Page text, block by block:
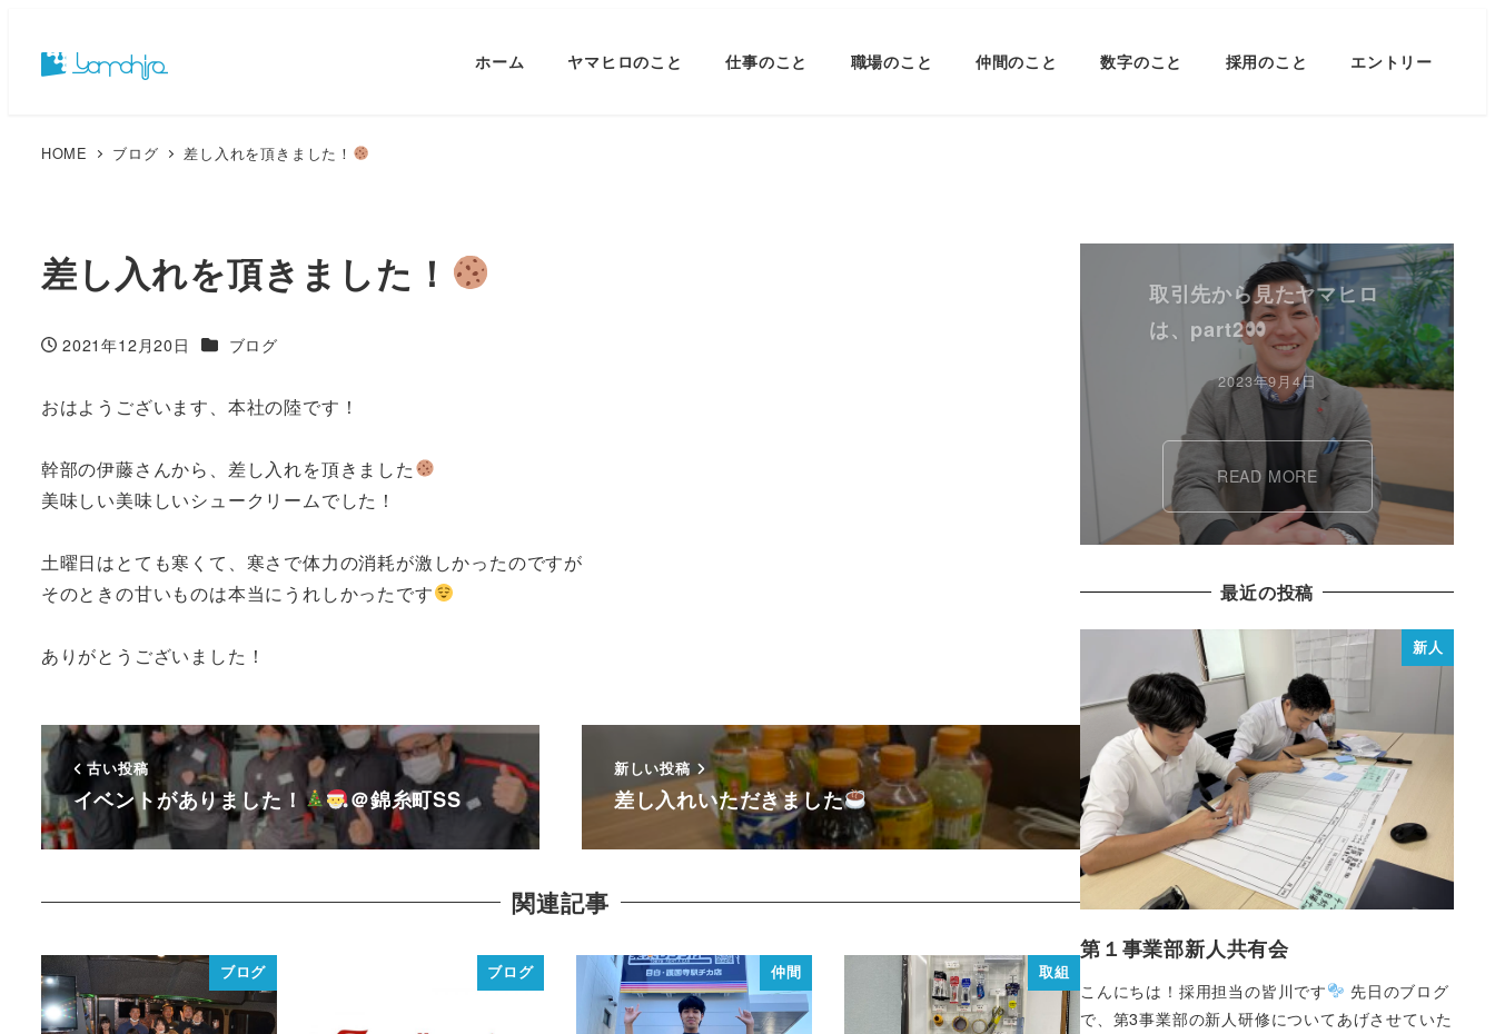
ホーム ヤマヒロのこと 仕事のこと 職場のこと 仲間のこと 数字のこと 採用のこと エントリー
HOME ブログ 差し入れを頂きました！
差し入れを頂きました！
投稿日
2021年12月20日 カテゴリー
ブログ
おはようございます、本社の陸です！
幹部の伊藤さんから、差し入れを頂きました
美味しい美味しいシュークリームでした！
土曜日はとても寒くて、寒さで体力の消耗が激しかったのですが
そのときの甘いものは本当にうれしかったです
ありがとうございました！
古い投稿
イベントがありました！ ＠錦糸町SS
新しい投稿
差し入れいただきました
関連記事
ブログ ブログ 仲間 取組
取引先から見たヤマヒロ
は、part2
2023年9月4日
READ MORE
最近の投稿
新人
第１事業部新人共有会
こんにちは！採用担当の皆川です
先日のブログ
で、第3事業部の新人研修についてあげさせていた